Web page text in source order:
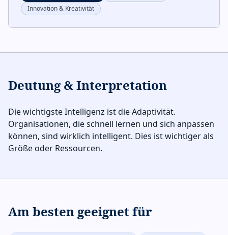
Innovation & Kreativität
Deutung & Interpretation
Die wichtigste Intelligenz ist die Adaptivität.
Organisationen, die schnell lernen und sich anpassen
können, sind wirklich intelligent. Dies ist wichtiger als
Größe oder Ressourcen.
Am besten geeignet für